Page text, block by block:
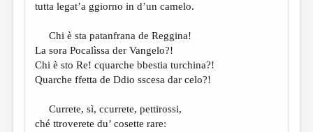
tutta legat’a ggiorno in d’un camelo.
Chi è sta patanfrana de Reggina!
La sora Pocalìssa der Vangelo?!
Chi è sto Re! cquarche bbestia turchina?!
Quarche ffetta de Ddio sscesa dar celo?!
Currete, sì, ccurrete, pettirossi,
ché ttroverete du’ cosette rare: